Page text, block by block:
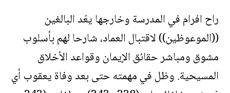
راح افرام في المدرسة وخارجها يعّد البالغين
((الموعوظين)) لاقتبال العماد، شارحا لهم بأسلوب
مشوق ومباشر حقائق الإيمان وقواعد الأخلاق
المسيحية. وظل في مهمته حتى بعد وفاة يعقوب أي